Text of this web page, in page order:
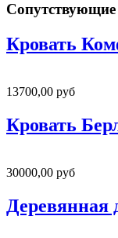
Кровать
13700,00 руб
Кровать
30000,00 руб
Деревянная